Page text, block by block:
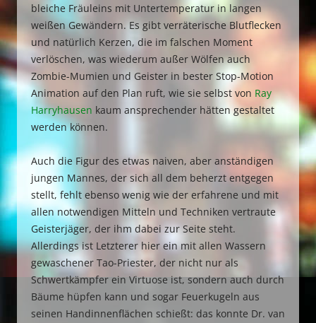
bleiche Fräuleins mit Untertemperatur in langen
weißen Gewändern. Es gibt verräterische Blutflecken
und natürlich Kerzen, die im falschen Moment
verlöschen, was wiederum außer Wölfen auch
Zombie-Mumien und Geister in bester Stop-Motion
Animation auf den Plan ruft, wie sie selbst von Ray
Harryhausen kaum ansprechender hätten gestaltet
werden können.
Auch die Figur des etwas naiven, aber anständigen
jungen Mannes, der sich all dem beherzt entgegen
stellt, fehlt ebenso wenig wie der erfahrene und mit
allen notwendigen Mitteln und Techniken vertraute
Geisterjäger, der ihm dabei zur Seite steht.
Allerdings ist Letzterer hier ein mit allen Wassern
gewaschener Tao-Priester, der nicht nur als
Schwertkämpfer ein Virtuose ist, sondern auch durch
Bäume hüpfen kann und sogar Feuerkugeln aus
seinen Handinnenflächen schießt: das konnte Dr. van